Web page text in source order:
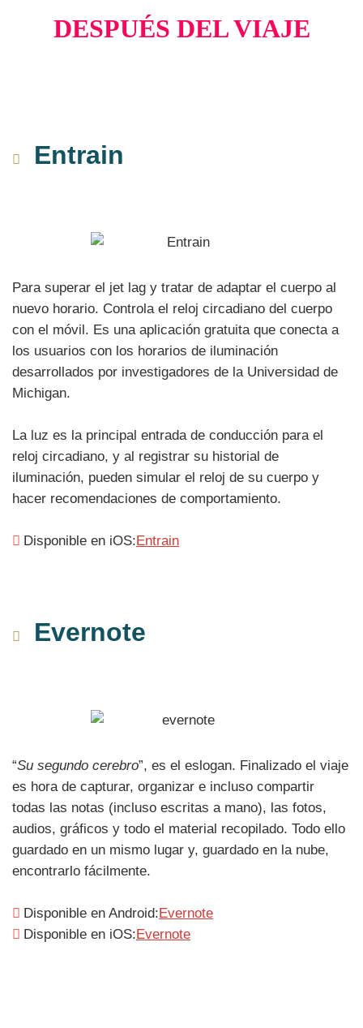
DESPUÉS DEL VIAJE
Entrain
Para superar el jet lag y tratar de adaptar el cuerpo al
nuevo horario. Controla el reloj circadiano del cuerpo
con el móvil. Es una aplicación gratuita que conecta a
los usuarios con los horarios de iluminación
desarrollados por investigadores de la Universidad de
Michigan.
La luz es la principal entrada de conducción para el
reloj circadiano, y al registrar su historial de
iluminación, pueden simular el reloj de su cuerpo y
hacer recomendaciones de comportamiento.
Disponible en iOS: Entrain
Evernote
“Su segundo cerebro”, es el eslogan. Finalizado el viaje
es hora de capturar, organizar e incluso compartir
todas las notas (incluso escritas a mano), las fotos,
audios, gráficos y todo el material recopilado. Todo ello
guardado en un mismo lugar y, guardado en la nube,
encontrarlo fácilmente.
Disponible en Android:Evernote
Disponible en iOS:Evernote